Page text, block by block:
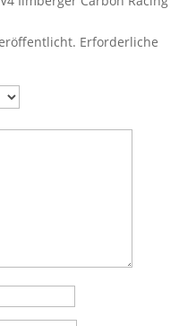
Erforderliche